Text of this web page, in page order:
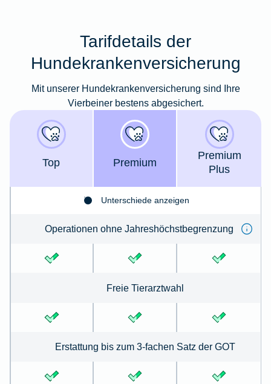
Tarifdetails der
Hundekrankenversicherung
Mit unserer Hundekrankenversicherung sind Ihre
Vierbeiner bestens abgesichert.
Top Premium
Premium
Plus
Unterschiede anzeigen
Operationen ohne Jahreshöchstbegrenzung
Freie Tierarztwahl
Erstattung bis zum 3-fachen Satz der GOT